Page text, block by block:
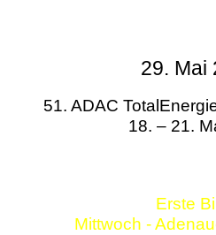
29. Mai
51. ADAC
18. – 21.
Erste
Mittwoch -